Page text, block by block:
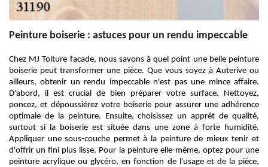
Peinture boiserie : astuces pour un rendu impeccable
Chez MJ Toiture facade, nous savons à quel point une belle peinture
boiserie peut transformer une pièce. Que vous soyez à Auterive ou
ailleurs, obtenir un rendu impeccable n'est pas une mince affaire.
D'abord, il est crucial de bien préparer votre surface. Nettoyez,
poncez, et dépoussiérez votre boiserie pour assurer une adhérence
optimale de la peinture. Ensuite, choisissez un apprêt de qualité,
surtout si la boiserie est située dans une zone à forte humidité.
Appliquer une sous-couche permet à la peinture de mieux tenir et
d'offrir un fini plus lisse. Pour la peinture elle-même, optez pour une
peinture acrylique ou glycéro, en fonction de l'usage et de la pièce,